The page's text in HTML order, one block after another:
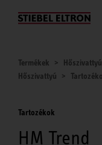
Hírek
Termékek
Hőszivattyú
Tartozékok
HM Trend